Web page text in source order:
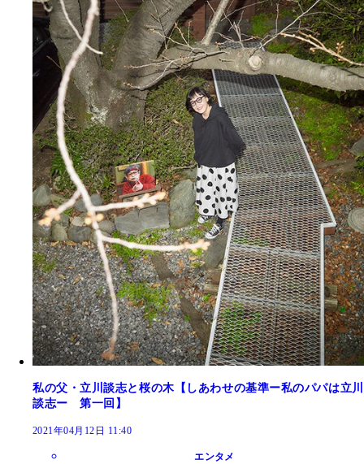
私の父・立川談志と桜の木【しあわせの基準ー私のパパは立川
談志ー 第一回】
2021年04月12日 11:40
エンタメ